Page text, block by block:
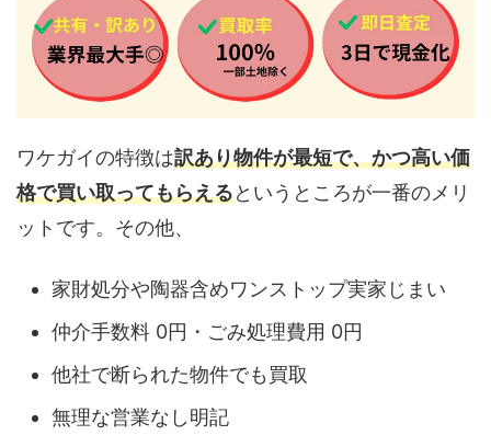
ワケガイの特徴は訳あり物件が最短で、かつ高い価
格で買い取ってもらえるというところが一番のメリ
ットです。その他、
家財処分や陶器含めワンストップ実家じまい
仲介手数料 0円・ごみ処理費用 0円
他社で断られた物件でも買取
無理な営業なし明記